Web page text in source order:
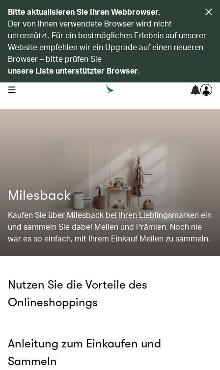
Bitte aktualisieren Sie Ihren Webbrowser.
Der von Ihnen verwendete Browser wird nicht
unterstützt. Für ein bestmögliches Erlebnis auf unserer
Website empfehlen wir ein Upgrade auf einen neueren
Browser – bitte prüfen Sie
unsere Liste unterstützter Browser.
open navigation menu
Milesback
Kaufen Sie über Milesback bei Ihren Lieblingsmarken ein
und sammeln Sie dabei Meilen und Prämien. Noch nie
war es so einfach, mit Ihrem Einkauf Meilen zu sammeln.
Nutzen Sie die Vorteile des
Onlineshoppings
Anleitung zum Einkaufen und
Sammeln